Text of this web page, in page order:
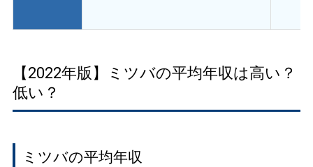
【2022年版】ミツバの平均年収は高い？
低い？
ミツバの平均年収